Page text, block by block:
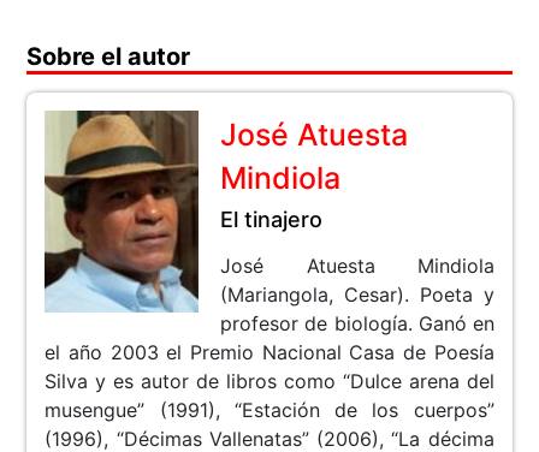
Sobre el autor
José Atuesta
Mindiola
El tinajero
José Atuesta Mindiola
(Mariangola, Cesar). Poeta y
profesor de biología. Ganó en
el año 2003 el Premio Nacional Casa de Poesía
Silva y es autor de libros como “Dulce arena del
musengue” (1991), “Estación de los cuerpos”
(1996), “Décimas Vallenatas” (2006), “La décima